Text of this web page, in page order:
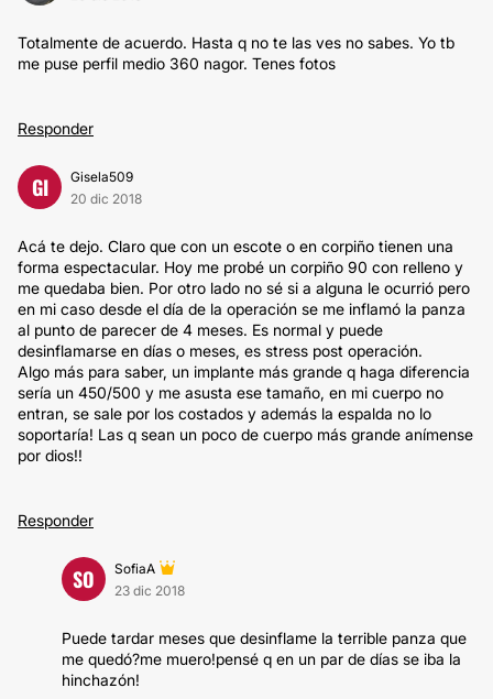
Totalmente de acuerdo. Hasta q no te las ves no sabes. Yo tb
me puse perfil medio 360 nagor. Tenes fotos
Responder
GI
Gisela509
20 dic 2018
Acá te dejo. Claro que con un escote o en corpiño tienen una
forma espectacular. Hoy me probé un corpiño 90 con relleno y
me quedaba bien. Por otro lado no sé si a alguna le ocurrió pero
en mi caso desde el día de la operación se me inflamó la panza
al punto de parecer de 4 meses. Es normal y puede
desinflamarse en días o meses, es stress post operación.
Algo más para saber, un implante más grande q haga diferencia
sería un 450/500 y me asusta ese tamaño, en mi cuerpo no
entran, se sale por los costados y además la espalda no lo
soportaría! Las q sean un poco de cuerpo más grande anímense
por dios!!
Responder
SO
SofiaA
23 dic 2018
Puede tardar meses que desinflame la terrible panza que
me quedó?me muero!pensé q en un par de días se iba la
hinchazón!